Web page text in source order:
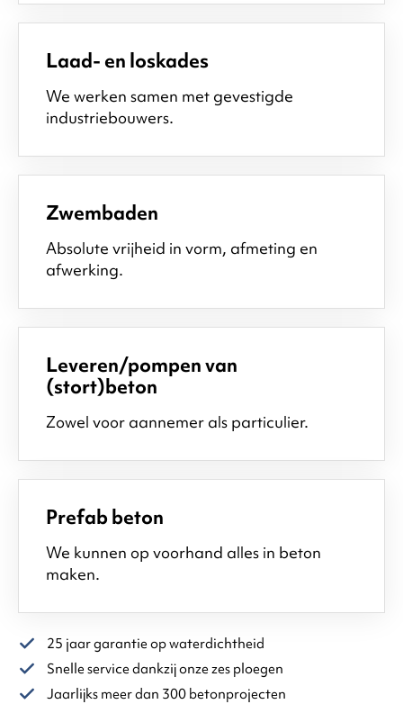
Laad- en loskades
We werken samen met gevestigde
industriebouwers.
Zwembaden
Absolute vrijheid in vorm, afmeting en
afwerking.
Leveren/pompen van
(stort)beton
Zowel voor aannemer als particulier.
Prefab beton
We kunnen op voorhand alles in beton
maken.
25 jaar garantie op waterdichtheid
Snelle service dankzij onze zes ploegen
Jaarlijks meer dan 300 betonprojecten